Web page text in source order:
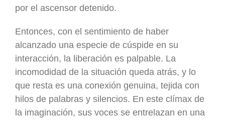
por el ascensor detenido.
Entonces, con el sentimiento de haber
alcanzado una especie de cúspide en su
interacción, la liberación es palpable. La
incomodidad de la situación queda atrás, y lo
que resta es una conexión genuina, tejida con
hilos de palabras y silencios. En este clímax de
la imaginación, sus voces se entrelazan en una